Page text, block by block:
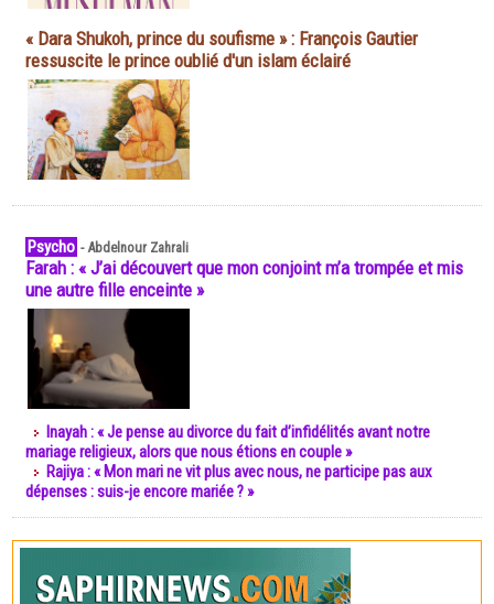
« Dara Shukoh, prince du soufisme » : François Gautier
ressuscite le prince oublié d'un islam éclairé
Psycho -Abdelnour Zahrali
Farah : « J’ai découvert que mon conjoint m’a trompée et mis
une autre fille enceinte »
Inayah : « Je pense au divorce du fait d’infidélités avant notre
mariage religieux, alors que nous étions en couple »
Rajiya : « Mon mari ne vit plus avec nous, ne participe pas aux
dépenses : suis-je encore mariée ? »